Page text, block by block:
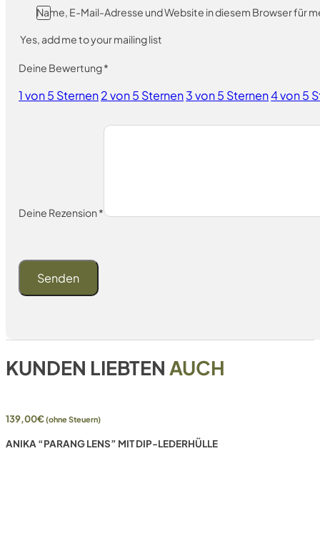
Name, E-Mail-Adresse und Website in diesem Browser für
Yes, add me to your mailing list
Deine Bewertung*
1 von 5 Sternen2 von 5 Sternen3 von 5 Sternen4 von 5
Deine Rezension*
KUNDEN LIEBTEN AUCH
139,00€(ohne Steuern)
ANIKA “PARANG LENS” MIT DIP-LEDERHÜLLE